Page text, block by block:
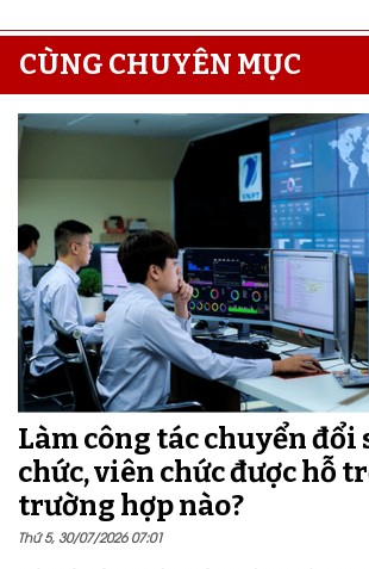
CÙNG CHUYÊN MỤC
Làm công tác chuyển đổi
chức, viên chức được hỗ
trường hợp nào?
Thứ 5, 30/07/2026 07:01